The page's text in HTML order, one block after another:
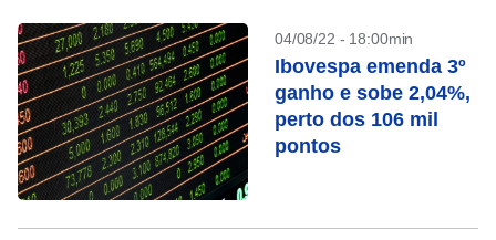
04/08/22 - 18:00min
Ibovespa emenda 3º
ganho e sobe 2,04%,
perto dos 106 mil
pontos